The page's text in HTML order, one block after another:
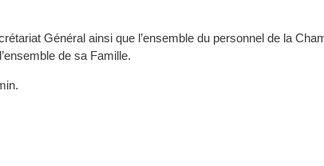
Général ainsi que l’ensemble du personnel de la
de sa Famille.